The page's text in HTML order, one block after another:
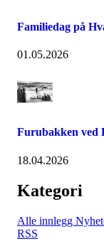
Familiedag på
01.05.2026
Furubakken ved
18.04.2026
Kategori
Alle innlegg
RSS